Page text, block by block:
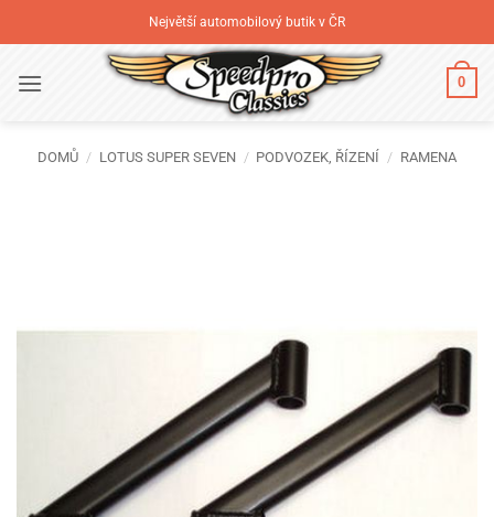
na
Největší automobilový butik v ČR
0
DOMŮ / LOTUS SUPER SEVEN / PODVOZEK, ŘÍZENÍ / RAMENA